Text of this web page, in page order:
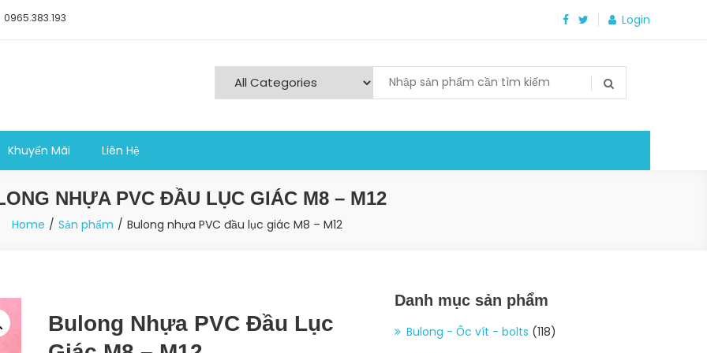
0965.383.193 Login
Khuyến Mãi Liên Hệ
NHỰA PVC ĐẦU LỤC GIÁC M8 – M12
Home Sản phẩm Bulong nhựa PVC đầu lục giác M8 – M12
Bulong Nhựa PVC Đầu Lục
Danh mục sản phẩm
Bulong - Ốc vít - bolts (118)